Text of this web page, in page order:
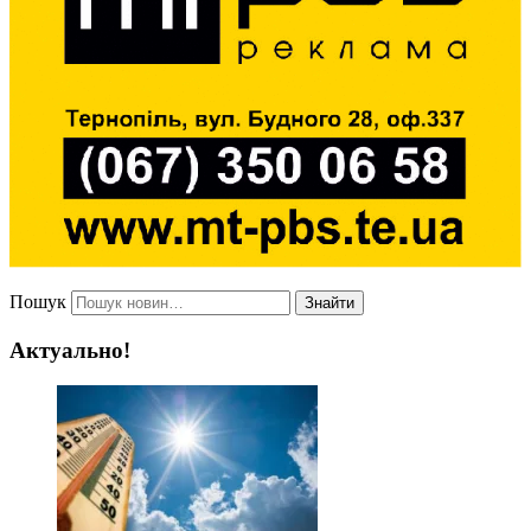
Пошук Знайти
Актуально!